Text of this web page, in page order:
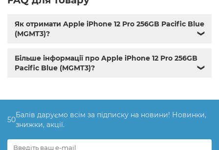
Як отримати Apple iPhone 12 Pro 256GB Pacific Blue
(MGMT3)?
❯
Більше інформації про Apple iPhone 12 Pro 256GB
Pacific Blue (MGMT3)?
❯
50
Балів даруємо всім за підписку на новини! Новинки,
знижки, акції.